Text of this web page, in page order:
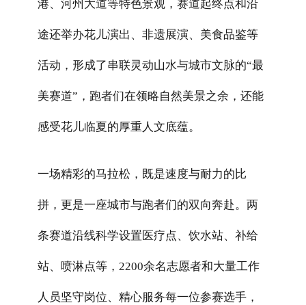
港、河州大道等特色景观，赛道起终点和沿
途还举办花儿演出、非遗展演、美食品鉴等
活动，形成了串联灵动山水与城市文脉的“最
美赛道”，跑者们在领略自然美景之余，还能
感受花儿临夏的厚重人文底蕴。
一场精彩的马拉松，既是速度与耐力的比
拼，更是一座城市与跑者们的双向奔赴。两
条赛道沿线科学设置医疗点、饮水站、补给
站、喷淋点等， 2200余名志愿者和大量工作
人员坚守岗位、精心服务每一位参赛选手，